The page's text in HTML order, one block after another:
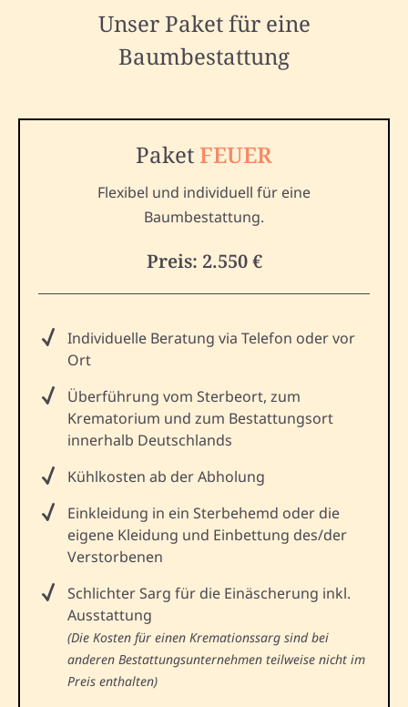
Unser Paket für eine
Baumbestattung
PaketFEUER
Flexibel und individuell für eine
Baumbestattung.
Preis: 2.550 €
Individuelle Beratung via Telefon oder vor
Ort
Überführung vom Sterbeort, zum
Krematorium und zum Bestattungsort
innerhalb Deutschlands
Kühlkosten ab der Abholung
Einkleidung in ein Sterbehemd oder die
eigene Kleidung und Einbettung des/der
Verstorbenen
Schlichter Sarg für die Einäscherung inkl.
Ausstattung
(Die Kosten für einen Kremationssarg sind bei
anderen Bestattungsunternehmen teilweise nicht im
Preis enthalten)